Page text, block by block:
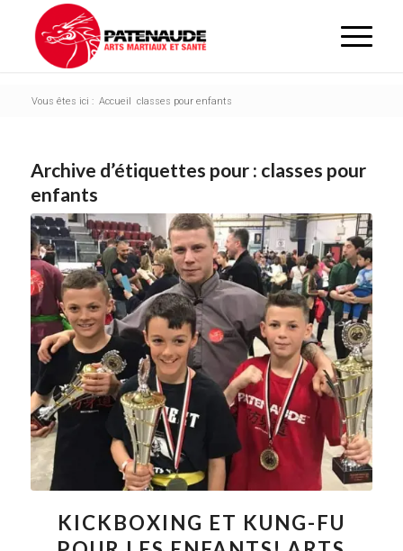
Vous êtes ici : Accueil classes pour enfants
Archive d’étiquettes pour : classes pour
enfants
KICKBOXING ET KUNG-FU